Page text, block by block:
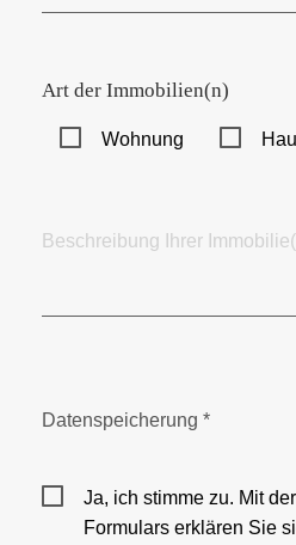
Art der Immobilien(n)
Wohnung
Datenspeicherung *
Ja, ich stimme zu. Mit
Formulars erklären Sie